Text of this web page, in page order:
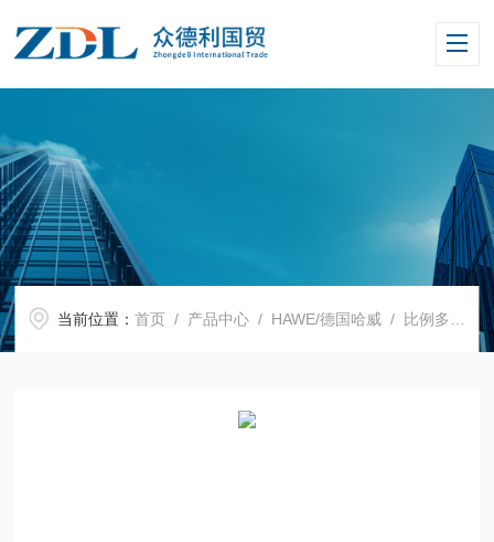
当前位置：首页 / 产品中心 / HAWE/德国哈威 / 比例多路阀 /